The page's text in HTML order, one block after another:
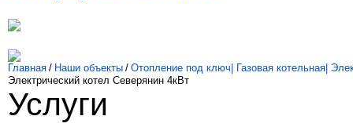
Главная / Наши объекты / Отопление под ключ| Газовая котельная|
Электрический котел Северянин 4кВт
Услуги